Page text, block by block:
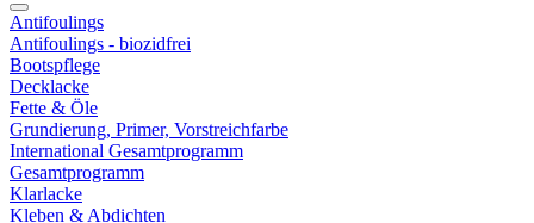
Antifoulings
Antifoulings - biozidfrei
Bootspflege
Decklacke
Fette & Öle
Grundierung, Primer, Vorstreichfarbe
International Gesamtprogramm
Gesamtprogramm
Klarlacke
Kleben & Abdichten